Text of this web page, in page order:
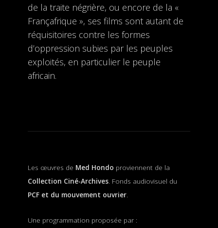
de la traite négrière, ou encore de la «
Françafrique », ses films sont autant de
réquisitoires contre les formes
d’oppression subies par les peuples
exploités, en particulier le peuple
africain.
Les œuvres de Med Hondo proviennent de la
Collection Ciné-Archives. Fonds audiovisuel du
PCF et du mouvement ouvrier.
Une programmation proposée par :